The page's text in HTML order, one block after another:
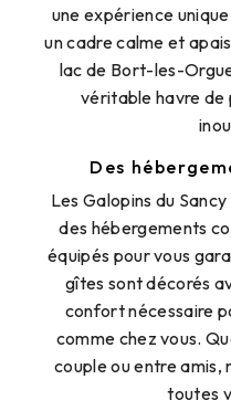
une expérience
un cadre calme et
lac de Bort-les-
véritable havre de
Des
Les Galopins du
des hébergements
équipés pour vous
gîtes sont décorés
confort nécessaire
comme chez vous.
couple ou entre amis,
toutes